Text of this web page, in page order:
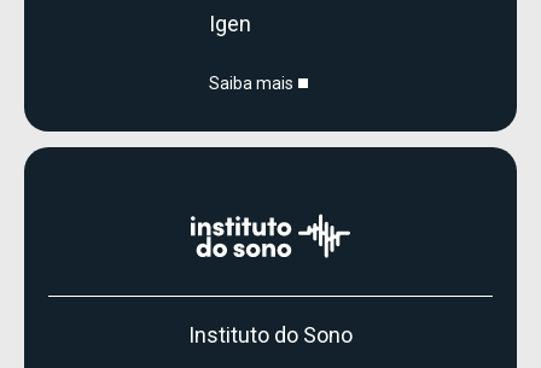
Igen
Saiba mais
Instituto do Sono